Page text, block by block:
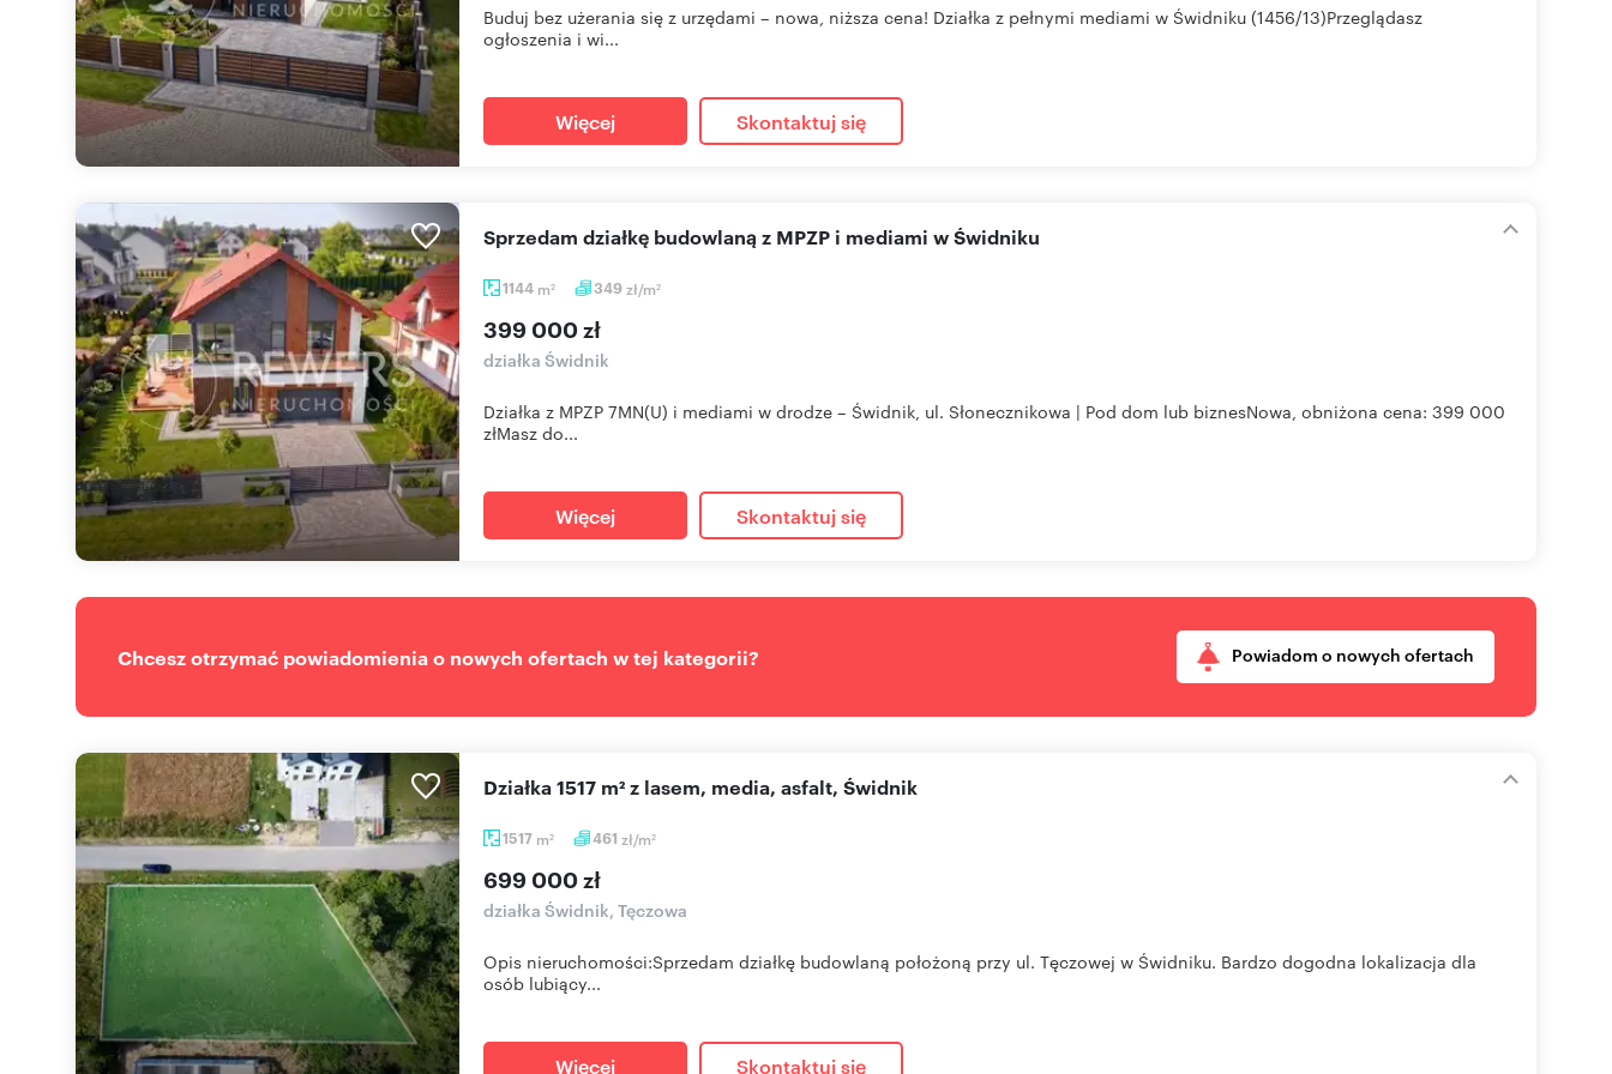
Buduj bez użerania się z urzędami – nowa, niższa cena! Działka z pełnymi mediami w Świdniku (1456/13)Przeglądasz
ogłoszenia i wi...
Więcej Skontaktuj się
1144 m2 349zł/m2
Sprzedam działkę budowlaną z MPZP i mediami w Świdniku
399 000 zł
działka Świdnik
Działka z MPZP 7MN(U) i mediami w drodze – Świdnik, ul. Słonecznikowa | Pod dom lub biznesNowa, obniżona cena: 399 000
złMasz do...
Więcej Skontaktuj się
Chcesz otrzymać powiadomienia o nowych ofertach w tej kategorii? Powiadom o nowych ofertach
1517 m2 461 zł/m2
Działka 1517 m² z lasem, media, asfalt, Świdnik
699 000 zł
działka Świdnik, Tęczowa
Opis nieruchomości:Sprzedam działkę budowlaną położoną przy ul. Tęczowej w Świdniku. Bardzo dogodna lokalizacja dla
osób lubiący...
Więcej Skontaktuj się